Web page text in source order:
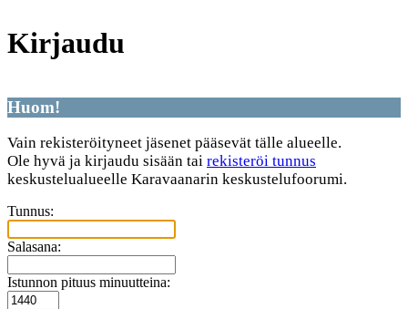
Kirjaudu
Huom!
Vain rekisteröityneet jäsenet pääsevät tälle alueelle.
Ole hyvä ja kirjaudu sisään tai rekisteröi tunnus
keskustelualueelle Karavaanarin keskustelufoorumi.
Tunnus:
Salasana:
Istunnon pituus minuutteina: